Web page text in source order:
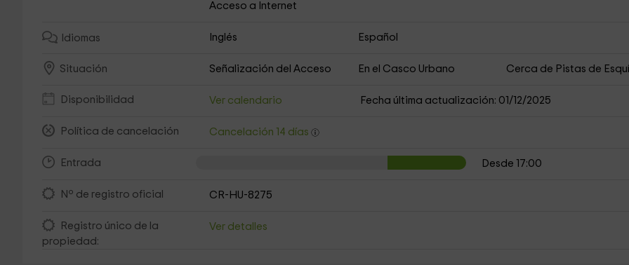
Acceso a Internet
Idiomas Inglés Español
Situación Señalización del Acceso En el Casco Urbano Cerca de Pistas de
Disponibilidad Ver calendario Fecha última actualización: 01/12/2025
Política de cancelación Cancelación 14 días
Entrada Desde 17:00
Nº de registro oficial CR-HU-8275
Registro único de la
propiedad:
Ver detalles